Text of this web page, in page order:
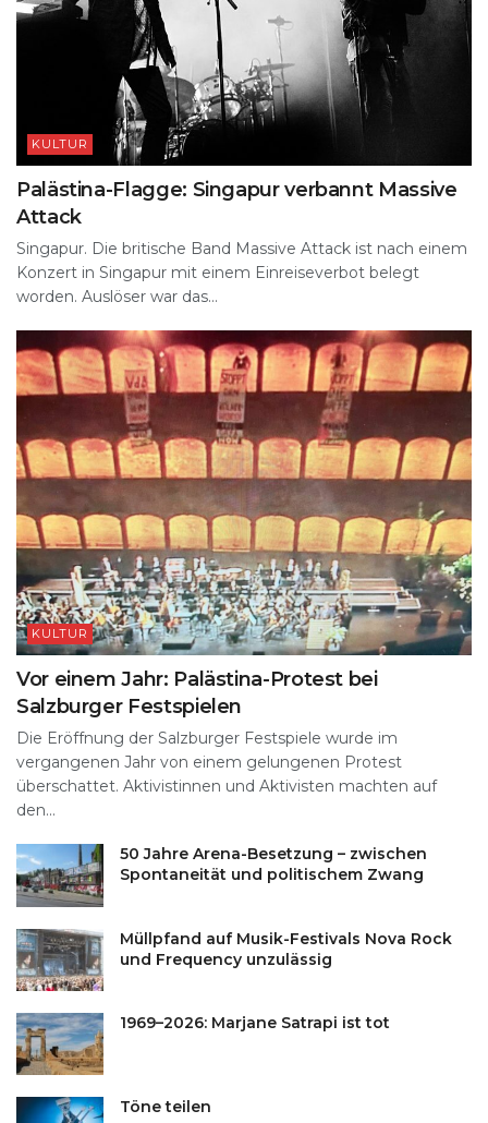
KULTUR
Palästina-Flagge: Singapur verbannt Massive
Attack
Singapur. Die britische Band Massive Attack ist nach einem
Konzert in Singapur mit einem Einreiseverbot belegt
worden. Auslöser war das...
KULTUR
Vor einem Jahr: Palästina-Protest bei
Salzburger Festspielen
Die Eröffnung der Salzburger Festspiele wurde im
vergangenen Jahr von einem gelungenen Protest
überschattet. Aktivistinnen und Aktivisten machten auf
den...
50 Jahre Arena-Besetzung – zwischen
Spontaneität und politischem Zwang
Müllpfand auf Musik-Festivals Nova Rock
und Frequency unzulässig
1969–2026: Marjane Satrapi ist tot
Töne teilen